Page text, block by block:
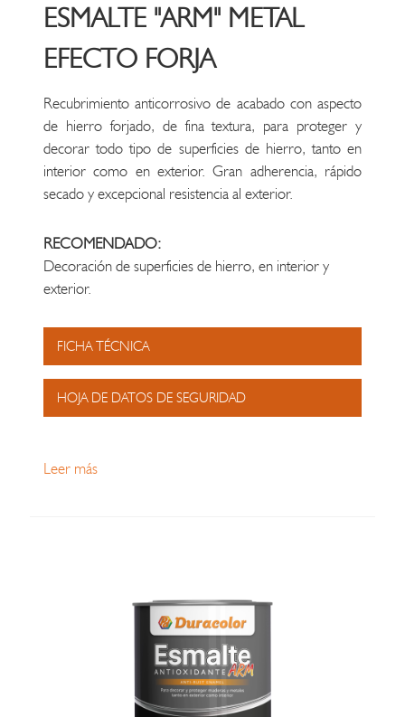
ESMALTE "ARM" METAL
EFECTO FORJA
Recubrimiento anticorrosivo de acabado con aspecto
de hierro forjado, de fina textura, para proteger y
decorar todo tipo de superficies de hierro, tanto en
interior como en exterior. Gran adherencia, rápido
secado y excepcional resistencia al exterior.
RECOMENDADO:
Decoración de superficies de hierro, en interior y
exterior.
FICHA TÉCNICA
HOJA DE DATOS DE SEGURIDAD
Leer más